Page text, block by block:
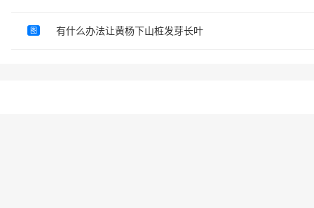
图 有什么办法让黄杨下山桩发芽长叶